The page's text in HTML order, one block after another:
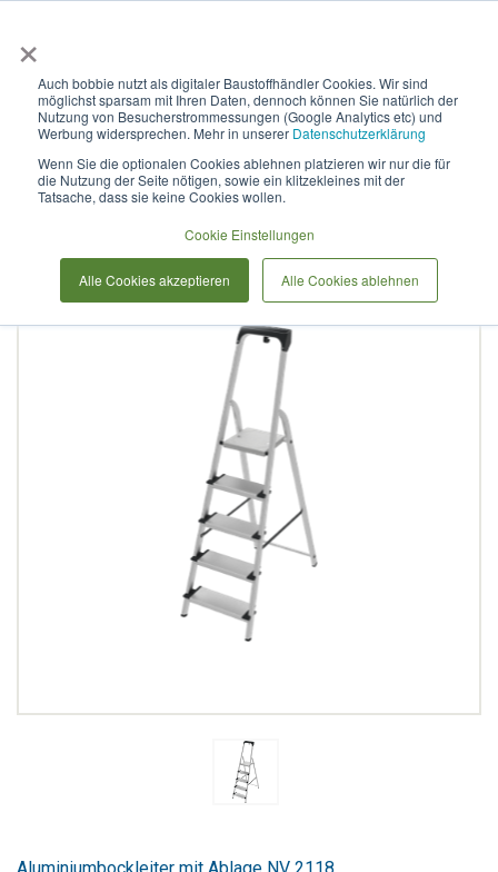
×
Auch bobbie nutzt als digitaler Baustoffhändler Cookies. Wir sind
möglichst sparsam mit Ihren Daten, dennoch können Sie natürlich der
Nutzung von Besucherstrommessungen (Google Analytics etc) und
Werbung widersprechen. Mehr in unserer Datenschutzerklärung
Wenn Sie die optionalen Cookies ablehnen platzieren wir nur die für
die Nutzung der Seite nötigen, sowie ein klitzekleines mit der
Tatsache, dass sie keine Cookies wollen.
Cookie Einstellungen
Alle Cookies akzeptieren Alle Cookies ablehnen
Stufenleiter aus Aluminium
mit Stufen à 130 mm, mit
Ablage, NV 2118 1x8